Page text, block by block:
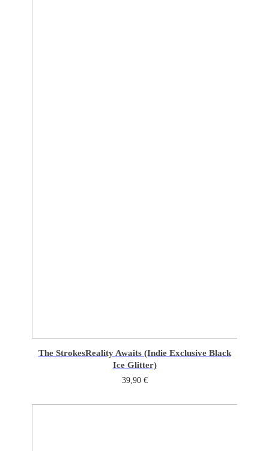
The StrokesReality Awaits (Indie Exclusive Black
Ice Glitter)
39,90 €